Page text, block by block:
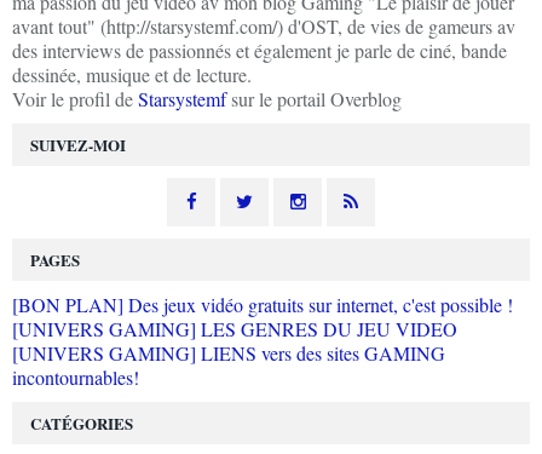
SUIVEZ-MOI
avant tout" (http://starsystemf.com/) d'OST, de vies de gameurs av
des interviews de passionnés et également je parle de ciné, bande
dessinée, musique et de lecture.
Voir le profil deStarsystemfsur le portail Overblog
PAGES
[BON PLAN] Des jeux vidéo gratuits sur internet, c'est possible !
[UNIVERS GAMING] LES GENRES DU JEU VIDEO
[UNIVERS GAMING] LIENS vers des sites GAMING
incontournables!
CATÉGORIES